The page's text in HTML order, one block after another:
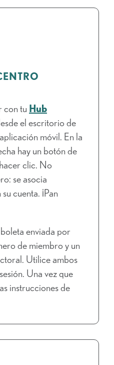
con tu Hub
el escritorio de
móvil. En la
hay un botón de
clic. No
se asocia
cuenta. ¡Pan
enviada por
de miembro y un
Utilice ambos
Una vez que
instrucciones de